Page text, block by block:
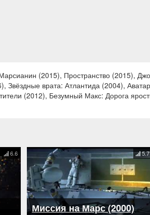
(2015), Пространство (2015),
врата: Атлантида (2004),
(2012), Безумный Макс: Дорога
6.6
Миссия на Марс (2000)
5.7